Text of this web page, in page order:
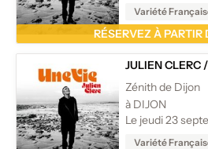
Variété
RÉSERVEZ À
JULIEN CLERC /
Zénith de Dijon
à DIJON
Le jeudi 23
Variété